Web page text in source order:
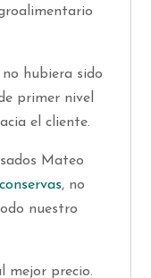
hubiera sido
primer nivel
el cliente.
Mateo
conservas, no
nuestro
mejor precio.